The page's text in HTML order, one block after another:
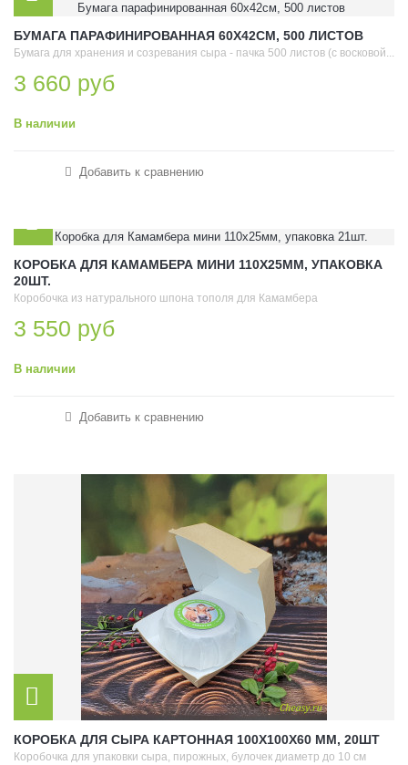
БУМАГА ПАРАФИНИРОВАННАЯ 60Х42СМ, 500 ЛИСТОВ
Бумага для хранения и созревания сыра - пачка 500 листов (с восковой...
3 660 руб
В наличии
Добавить к сравнению
КОРОБКА ДЛЯ КАМАМБЕРА МИНИ 110Х25ММ, УПАКОВКА
20ШТ.
Коробочка из натурального шпона тополя для Камамбера
3 550 руб
В наличии
Добавить к сравнению
КОРОБКА ДЛЯ СЫРА КАРТОННАЯ 100Х100Х60 ММ, 20ШТ
Коробочка для упаковки сыра, пирожных, булочек диаметр до 10 см